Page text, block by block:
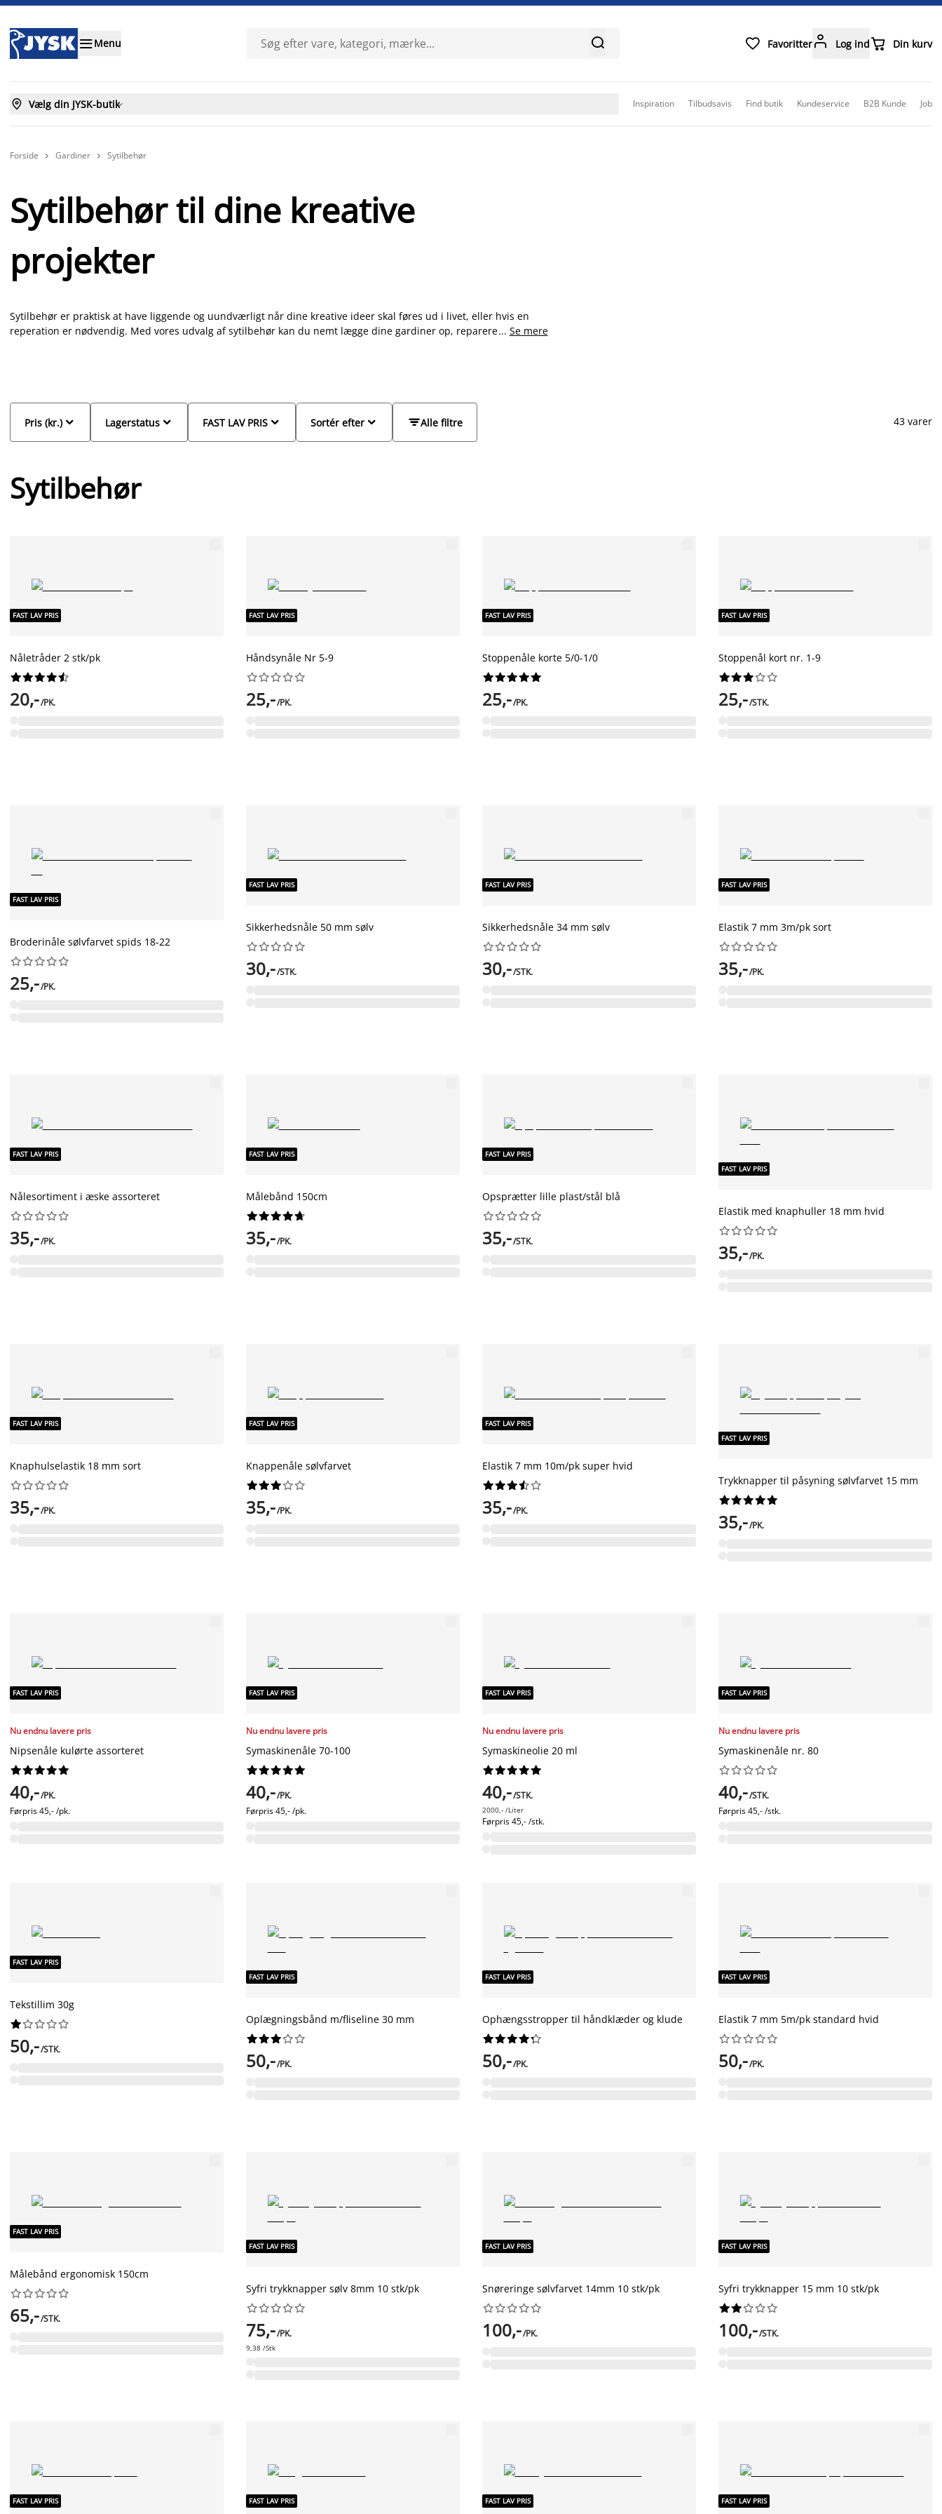
Menu   Favoritter Log ind Din kurv
 Vælg din JYSK-butik Inspiration Tilbudsavis Find butik Kundeservice B2B Kunde Job
Forside  Gardiner  Sytilbehør
Sytilbehør til dine kreative
projekter
Sytilbehør er praktisk at have liggende og uundværligt når dine kreative ideer skal føres ud i livet, eller hvis en
reperation er nødvendig. Med vores udvalg af sytilbehør kan du nemt lægge dine gardiner op, reparere huller i
... Se mere

Pris (kr.) 
Lagerstatus 
FAST LAV PRIS Alle filtre

Sortér efter 43 varer
Sytilbehør
FAST LAV PRIS
Nåletråder 2 stk/pk






20,-/PK.
FAST LAV PRIS
Håndsynåle Nr 5-9






25,-/PK.
FAST LAV PRIS
Stoppenåle korte 5/0-1/0






25,-/PK.
FAST LAV PRIS
Stoppenål kort nr. 1-9






25,-/STK.
FAST LAV PRIS
Broderinåle sølvfarvet spids 18-22






25,-/PK.
FAST LAV PRIS
Sikkerhedsnåle 50 mm sølv






30,-/STK.
FAST LAV PRIS
Sikkerhedsnåle 34 mm sølv






30,-/STK.
FAST LAV PRIS
Elastik 7 mm 3m/pk sort






35,-/PK.
FAST LAV PRIS
Nålesortiment i æske assorteret






35,-/PK.
FAST LAV PRIS
Målebånd 150cm






35,-/PK.
FAST LAV PRIS
Opsprætter lille plast/stål blå






35,-/STK.
FAST LAV PRIS
Elastik med knaphuller 18 mm hvid






35,-/PK.
FAST LAV PRIS
Knaphulselastik 18 mm sort






35,-/PK.
FAST LAV PRIS
Knappenåle sølvfarvet






35,-/PK.
FAST LAV PRIS
Elastik 7 mm 10m/pk super hvid






35,-/PK.
FAST LAV PRIS
Trykknapper til påsyning sølvfarvet 15 mm






35,-/PK.
FAST LAV PRIS
Nu endnu lavere pris
Nipsenåle kulørte assorteret






40,-/PK.
Førpris45,- /pk.
FAST LAV PRIS
Nu endnu lavere pris
Symaskinenåle 70-100






40,-/PK.
Førpris45,- /pk.
FAST LAV PRIS
Nu endnu lavere pris
Symaskineolie 20 ml






40,-/STK.
2000,- /Liter
Førpris45,- /stk.
FAST LAV PRIS
Nu endnu lavere pris
Symaskinenåle nr. 80






40,-/STK.
Førpris45,- /stk.
FAST LAV PRIS
Tekstillim 30g






50,-/STK.
FAST LAV PRIS
Oplægningsbånd m/fliseline 30 mm






50,-/PK.
FAST LAV PRIS
Ophængsstropper til håndklæder og klude






50,-/PK.
FAST LAV PRIS
Elastik 7 mm 5m/pk standard hvid






50,-/PK.
FAST LAV PRIS
Målebånd ergonomisk 150cm






65,-/STK.
FAST LAV PRIS
Syfri trykknapper sølv 8mm 10 stk/pk






75,-/PK.
9,38 /Stk
FAST LAV PRIS
Snøreringe sølvfarvet 14mm 10 stk/pk






100,-/PK.
FAST LAV PRIS
Syfri trykknapper 15 mm 10 stk/pk






100,-/STK.
FAST LAV PRIS FAST LAV PRIS FAST LAV PRIS FAST LAV PRIS